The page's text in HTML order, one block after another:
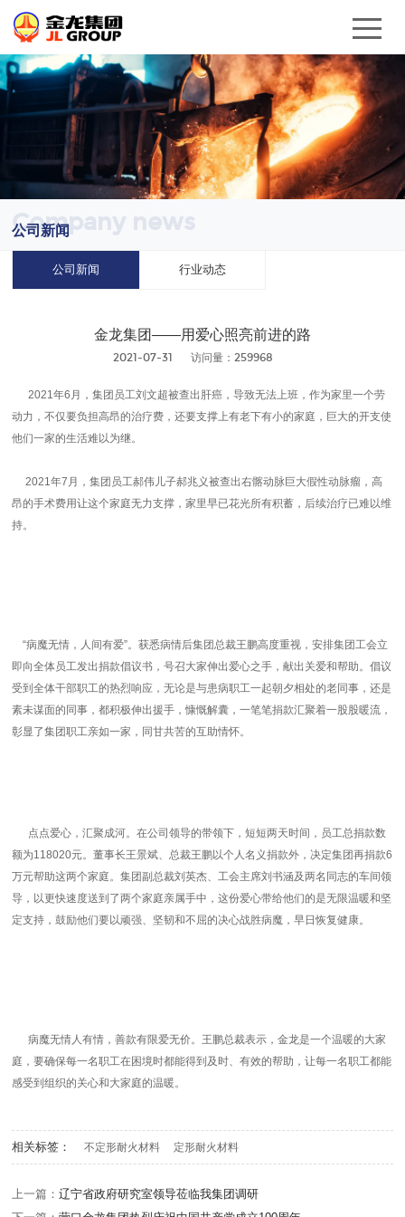
Company news
公司新闻
公司新闻 行业动态
金龙集团——用爱心照亮前进的路
2021-07-31 访问量：259968
2021年6月，集团员工刘文超被查出肝癌，导致无法上班，作为家里一个劳
动力，不仅要负担高昂的治疗费，还要支撑上有老下有小的家庭，巨大的开支使
他们一家的生活难以为继。
2021年7月，集团员工郝伟儿子郝兆义被查出右髂动脉巨大假性动脉瘤，高
昂的手术费用让这个家庭无力支撑，家里早已花光所有积蓄，后续治疗已难以维
持。
“病魔无情，人间有爱”。获悉病情后集团总裁王鹏高度重视，安排集团工会立
即向全体员工发出捐款倡议书，号召大家伸出爱心之手，献出关爱和帮助。倡议
受到全体干部职工的热烈响应，无论是与患病职工一起朝夕相处的老同事，还是
素未谋面的同事，都积极伸出援手，慷慨解囊，一笔笔捐款汇聚着一股股暖流，
彰显了集团职工亲如一家，同甘共苦的互助情怀。
点点爱心，汇聚成河。在公司领导的带领下，短短两天时间，员工总捐款数
额为118020元。董事长王景斌、总裁王鹏以个人名义捐款外，决定集团再捐款6
万元帮助这两个家庭。集团副总裁刘英杰、工会主席刘书涵及两名同志的车间领
导，以更快速度送到了两个家庭亲属手中，这份爱心带给他们的是无限温暖和坚
定支持，鼓励他们要以顽强、坚韧和不屈的决心战胜病魔，早日恢复健康。
病魔无情人有情，善款有限爱无价。王鹏总裁表示，金龙是一个温暖的大家
庭，要确保每一名职工在困境时都能得到及时、有效的帮助，让每一名职工都能
感受到组织的关心和大家庭的温暖。
相关标签： 不定形耐火材料 定形耐火材料
上一篇：辽宁省政府研究室领导莅临我集团调研